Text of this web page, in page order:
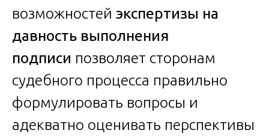
возможностей экспертизы на
давность выполнения
подписи позволяет сторонам
судебного процесса правильно
формулировать вопросы и
адекватно оценивать перспективы